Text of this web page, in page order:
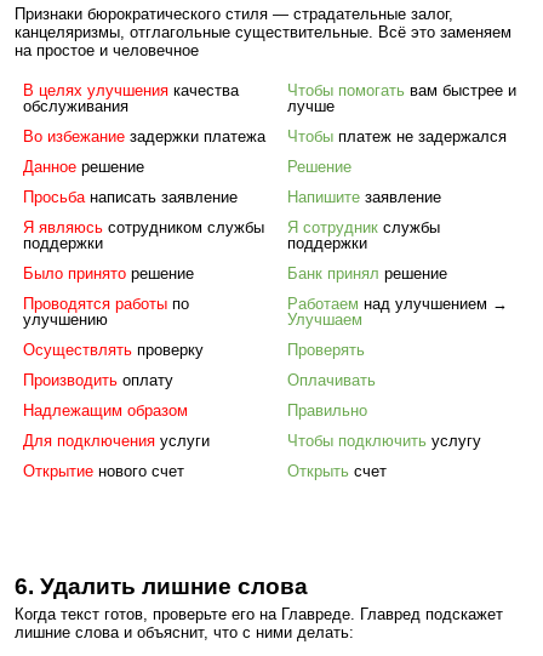
Признаки бюрократического стиля — страдательные залог,
канцеляризмы, отглагольные существительные. Всё это заменяем
на простое и человечное
В целях улучшениякачества
обслуживания
Чтобы помогатьвам быстрее и
лучше
Во избежаниезадержки платежа Чтобыплатеж не задержался
Данноерешение
Решение
Просьбанаписать заявление Напишитезаявление
Я являюсьсотрудником службы
поддержки
Я сотрудникслужбы
поддержки
Было приняторешение Банк принял решение
Проводятся работыпо
улучшению
Работаем над улучшением →
Улучшаем
Осуществлятьпроверку
Проверять
Производитьоплату
Оплачивать
Надлежащим образом
Правильно
Для подключения услуги Чтобы подключитьуслугу
Открытиенового счет Открытьсчет
6. Удалить лишние слова
Когда текст готов, проверьте его на Главреде. Главред подскажет
лишние слова и объяснит, что с ними делать: